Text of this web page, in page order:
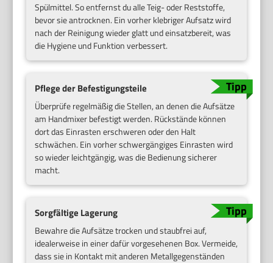
Spülmittel. So entfernst du alle Teig- oder Reststoffe,
bevor sie antrocknen. Ein vorher klebriger Aufsatz wird
nach der Reinigung wieder glatt und einsatzbereit, was
die Hygiene und Funktion verbessert.
Pflege der Befestigungsteile
Überprüfe regelmäßig die Stellen, an denen die Aufsätze
am Handmixer befestigt werden. Rückstände können
dort das Einrasten erschweren oder den Halt
schwächen. Ein vorher schwergängiges Einrasten wird
so wieder leichtgängig, was die Bedienung sicherer
macht.
Sorgfältige Lagerung
Bewahre die Aufsätze trocken und staubfrei auf,
idealerweise in einer dafür vorgesehenen Box. Vermeide,
dass sie in Kontakt mit anderen Metallgegenständen